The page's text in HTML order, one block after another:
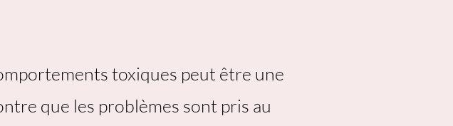
toxiques peut être une
que les problèmes sont pris au